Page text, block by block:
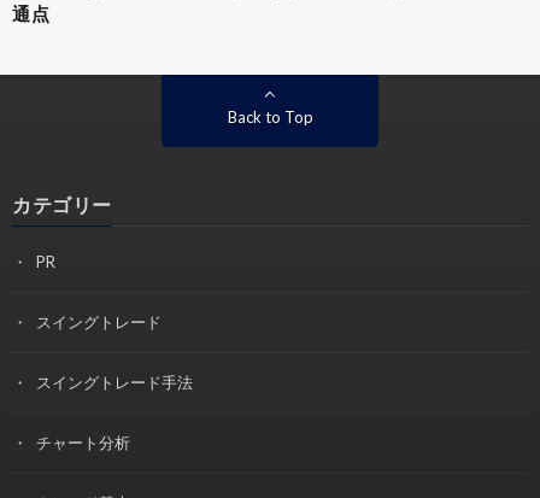
通点
Back to Top
カテゴリー
PR
スイングトレード
スイングトレード手法
チャート分析